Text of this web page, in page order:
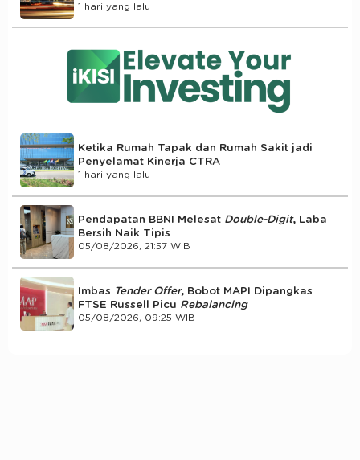
1 hari yang lalu
Ketika Rumah Tapak dan Rumah Sakit jadi
Penyelamat Kinerja CTRA
1 hari yang lalu
Pendapatan BBNI Melesat Double-Digit, Laba
Bersih Naik Tipis
05/08/2026, 21:57 WIB
Imbas Tender Offer, Bobot MAPI Dipangkas
FTSE Russell Picu Rebalancing
05/08/2026, 09:25 WIB